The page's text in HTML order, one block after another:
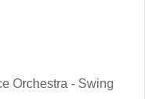
Orchestra - Swing